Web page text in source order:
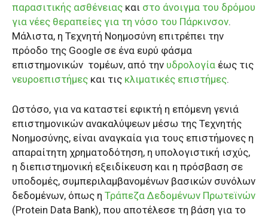
παρασιτικής ασθένειας και στο άνοιγμα του δρόμου
για νέες θεραπείες για τη νόσο του Πάρκινσον.
Μάλιστα, η Τεχνητή Νοημοσύνη επιτρέπει την
πρόοδο της Google σε ένα ευρύ φάσμα
επιστημονικών τομέων, από την υδρολογία έως τις
νευροεπιστήμες και τις κλιματικές επιστήμες.
Ωστόσο, για να καταστεί εφικτή η επόμενη γενιά
επιστημονικών ανακαλύψεων μέσω της Τεχνητής
Νοημοσύνης, είναι αναγκαία για τους επιστήμονες η
απαραίτητη χρηματοδότηση, η υπολογιστική ισχύς,
η διεπιστημονική εξειδίκευση και η πρόσβαση σε
υποδομές, συμπεριλαμβανομένων βασικών συνόλων
δεδομένων, όπως η Τράπεζα Δεδομένων Πρωτεϊνών
(Protein Data Bank), που αποτέλεσε τη βάση για το